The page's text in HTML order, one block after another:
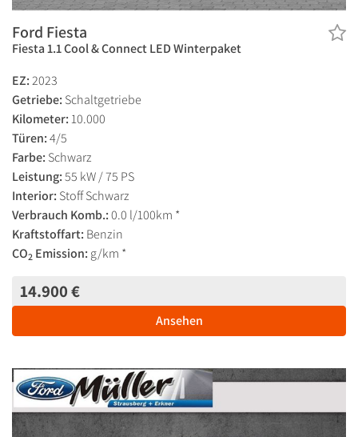
Ford Fiesta
Fiesta 1.1 Cool & Connect LED Winterpaket
EZ:2023
Getriebe: Schaltgetriebe
Kilometer: 10.000
Türen:4/5
Farbe: Schwarz
Leistung:55 kW / 75 PS
Interior: Stoff Schwarz
Verbrauch Komb.:0.0 l/100km *
Kraftstoffart: Benzin
CO2 Emission: g/km *
14.900 €
Ansehen